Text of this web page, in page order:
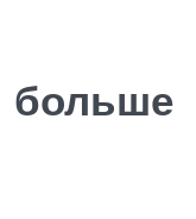
больше